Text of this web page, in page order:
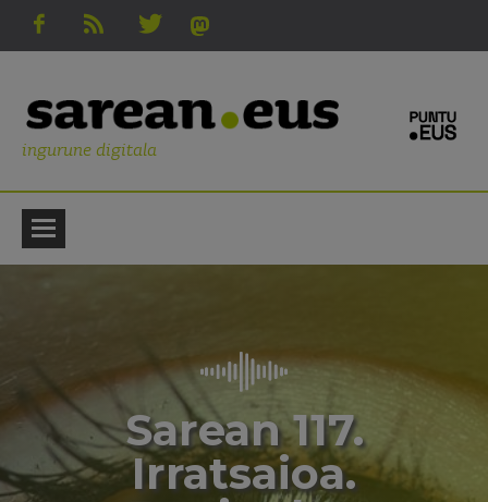
ingurune digitala
Sarean 117.
Irratsaioa.